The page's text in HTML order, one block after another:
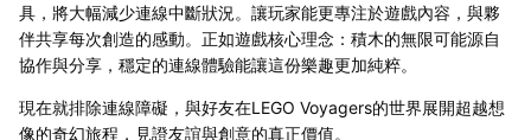
具，將大幅減少連線中斷狀況。讓玩家能更專注於遊戲內容，與夥
伴共享每次創造的感動。正如遊戲核心理念：積木的無限可能源自
協作與分享，穩定的連線體驗能讓這份樂趣更加純粹。
現在就排除連線障礙，與好友在LEGO Voyagers的世界展開超越想
像的奇幻旅程，見證友誼與創意的真正價值。